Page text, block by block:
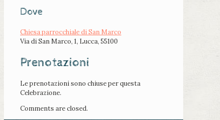
Dove
Chiesa parrocchiale di San Marco
Via di San Marco, 1, Lucca, 55100
Prenotazioni
Le prenotazioni sono chiuse per questa
Celebrazione.
Comments are closed.